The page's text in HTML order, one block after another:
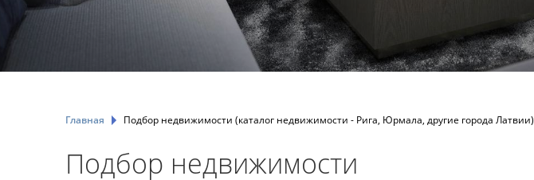
Главная Подбор недвижимости (каталог недвижимости - Рига, Юрмала, другие города Латвии)
Подбор недвижимости